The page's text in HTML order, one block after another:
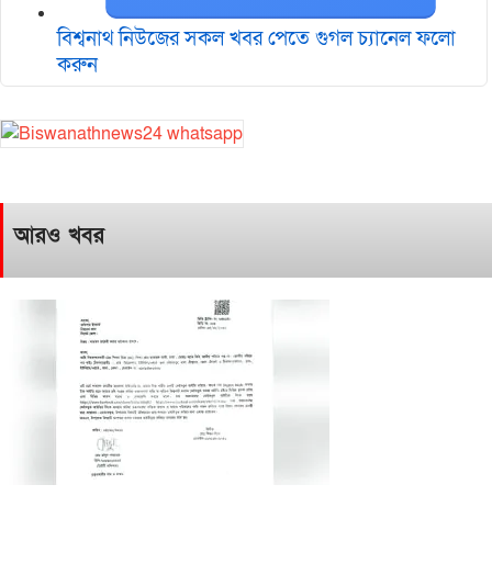
বিশ্বনাথ নিউজের সকল খবর পেতে গুগল চ‌্যানেল ফলো
করুন
আরও খবর